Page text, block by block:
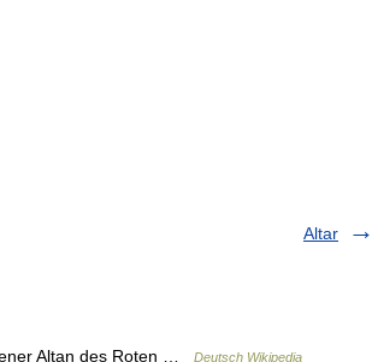
Altar
Altan des Roten … Deutsch Wikipedia